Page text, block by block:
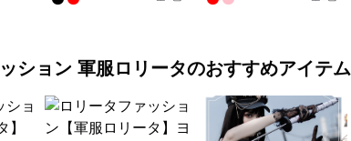
ション 軍服ロリータのおすすめアイテム